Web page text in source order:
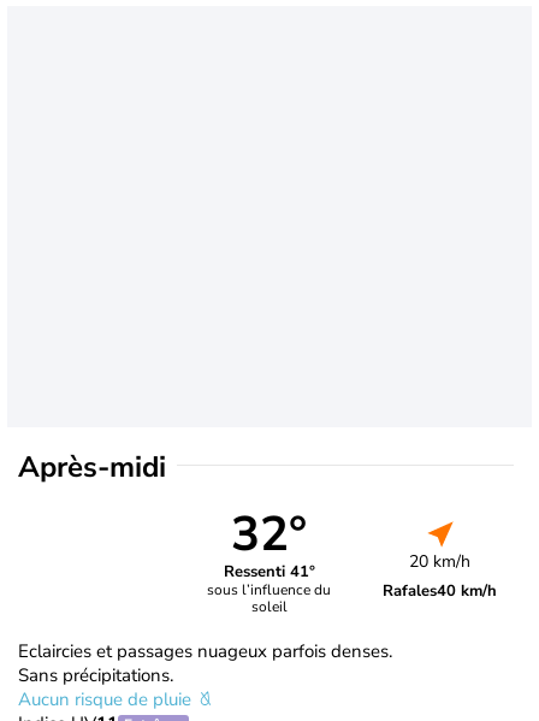
Après-midi
32°
Ressenti 41°
sous l’influence du
soleil
20 km/h
Rafales40 km/h
Eclaircies et passages nuageux parfois denses.
Sans précipitations.
Aucun risque de pluie